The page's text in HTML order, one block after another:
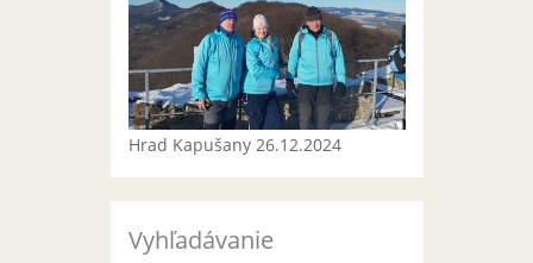
Hrad Kapušany 26.12.2024
Vyhľadávanie